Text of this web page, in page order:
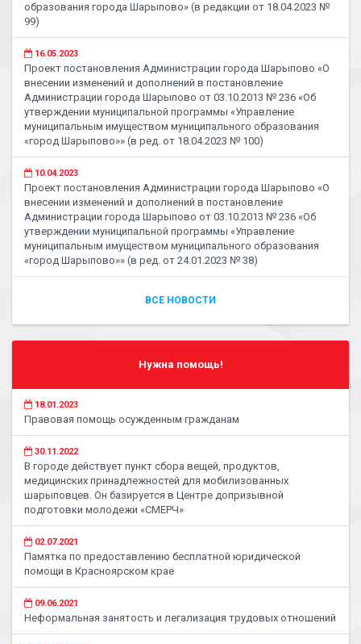
образования города Шарыпово» (в редакции от 18.04.2023 №
99)
16.05.2023
Проект постановления Администрации города Шарыпово «О
внесении изменений и дополнений в постановление
Администрации города Шарыпово от 03.10.2013 № 236 «Об
утверждении муниципальной программы «Управление
муниципальным имуществом муниципального образования
«город Шарыпово»» (в ред. от 18.04.2023 № 100)
10.04.2023
Проект постановления Администрации города Шарыпово «О
внесении изменений и дополнений в постановление
Администрации города Шарыпово от 03.10.2013 № 236 «Об
утверждении муниципальной программы «Управление
муниципальным имуществом муниципального образования
«город Шарыпово»» (в ред. от 24.01.2023 № 38)
ВСЕ НОВОСТИ
Нужна помощь!
18.01.2023
Правовая помощь осужденным гражданам
30.11.2022
В городе действует пункт сбора вещей, продуктов,
медицинских принадлежностей для мобилизованных
шарыповцев. Он базируется в Центре допризывной
подготовки молодежи «СМЕРЧ»
02.07.2021
Памятка по предоставлению бесплатной юридической
помощи в Красноярском крае
09.06.2021
Неформальная занятость и легализация трудовых отношений